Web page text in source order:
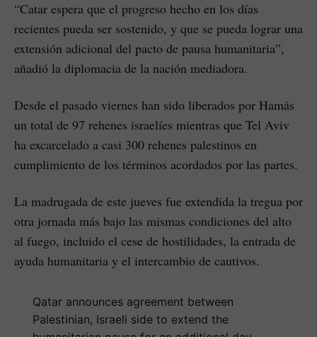
“Catar espera que el progreso hecho en los días
recientes pueda ser sostenido, y que se pueda lograr una
extensión adicional del pacto de pausa humanitaria”,
añadió la diplomacia de la nación mediadora.
Desde el pasado viernes han sido liberados por Hamás
un total de 97 rehenes israelíes mientras que Tel Aviv
ha excarcelado a casi 300 rehenes palestinos en
cumplimiento de los términos acordados por las partes.
La madrugada de este jueves fue extendida la tregua por
otra jornada más bajo las mismas condiciones del alto
al fuego, incluido el cese de hostilidades, la entrada de
ayuda humanitaria y el intercambio de cautivos.
Qatar announces agreement between
Palestinian, Israeli side to extend the